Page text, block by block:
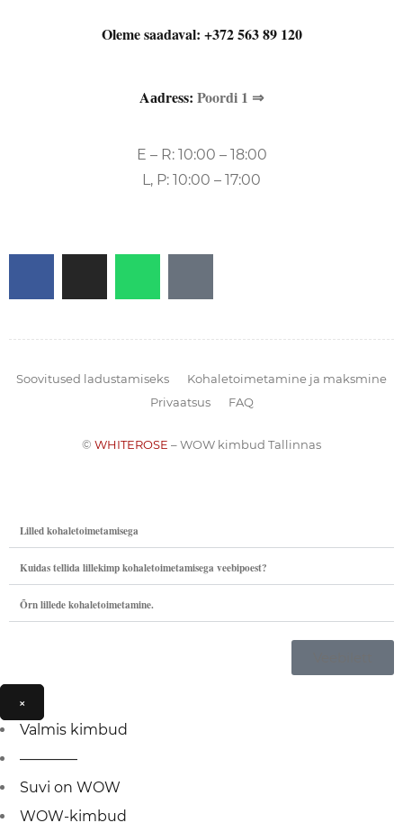
Oleme saadaval: +372 563 89 120
Aаdress: Poordi 1 ⇒
E – R: 10:00 – 18:00
L, P: 10:00 – 17:00
© WHITEROSE – WOW kimbud Tallinnas
Soovitused ladustamiseks
Kohaletoimetamine ja maksmine
Privaatsus
FAQ
Lilled kohaletoimetamisega
Kuidas tellida lillekimp kohaletoimetamisega veebipoest?
Õrn lillede kohaletoimetamine.
×
Valmis kimbud
————
Suvi on WOW
WOW-kimbud